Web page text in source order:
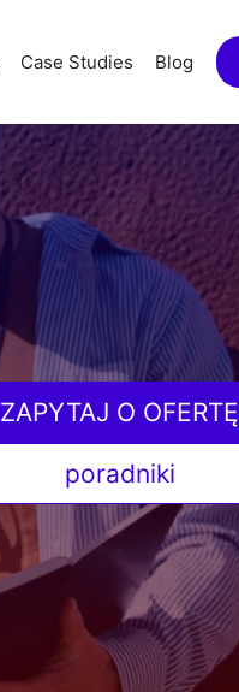
Case Studies Blog
ZAPYTAJ O OFERTĘ
poradniki